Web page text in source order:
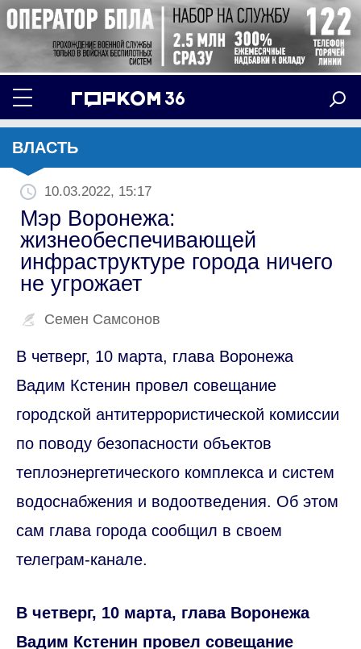
ВЛАСТЬ
10.03.2022, 15:17
Мэр Воронежа:
жизнеобеспечивающей
инфраструктуре города ничего
не угрожает
Семен Самсонов
В четверг, 10 марта, глава Воронежа
Вадим Кстенин провел совещание
городской антитеррористической комиссии
по поводу безопасности объектов
теплоэнергетического комплекса и систем
водоснабжения и водоотведения. Об этом
сам глава города сообщил в своем
телеграм-канале.
В четверг, 10 марта, глава Воронежа
Вадим Кстенин провел совещание